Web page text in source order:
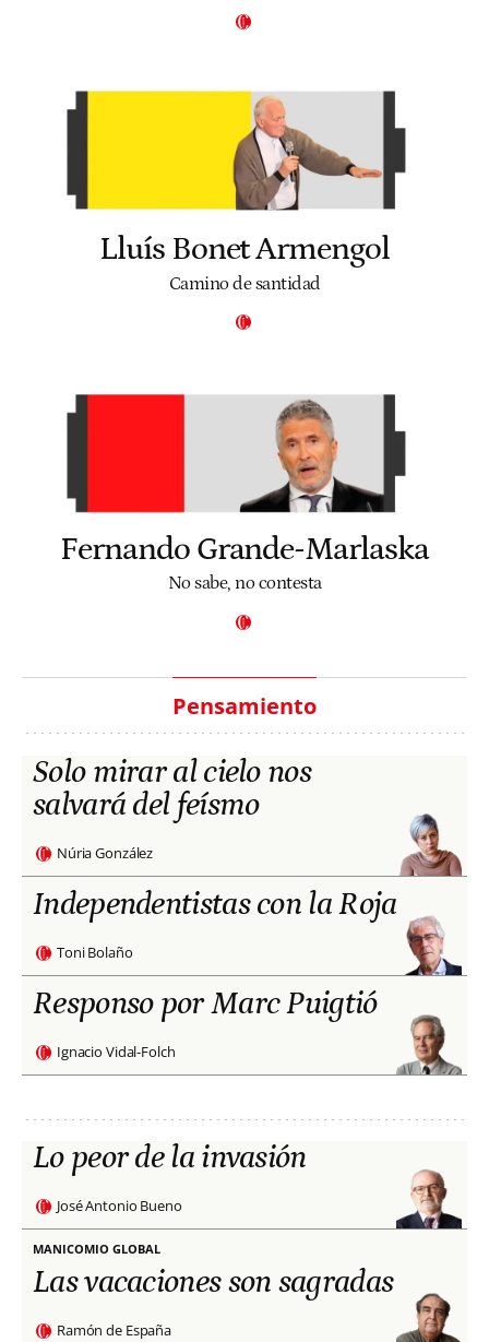
Lluís Bonet Armengol
Camino de santidad
Fernando Grande-Marlaska
No sabe, no contesta
Pensamiento
Solo mirar al cielo nos
salvará del feísmo
Núria González
Independentistas con la Roja
Toni Bolaño
Responso por Marc Puigtió
Ignacio Vidal-Folch
Lo peor de la invasión
José Antonio Bueno
MANICOMIO GLOBAL
Las vacaciones son sagradas
Ramón de España